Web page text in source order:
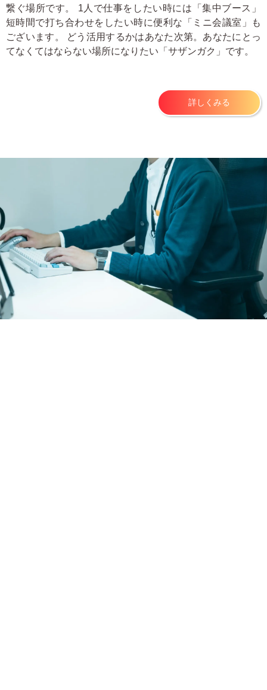
繋ぐ場所です。 1人で仕事をしたい時には「集中ブース」
短時間で打ち合わせをしたい時に便利な「ミニ会議室」も
ございます。 どう活用するかはあなた次第。あなたにとっ
てなくてはならない場所になりたい「サザンガク」です。
詳しくみる